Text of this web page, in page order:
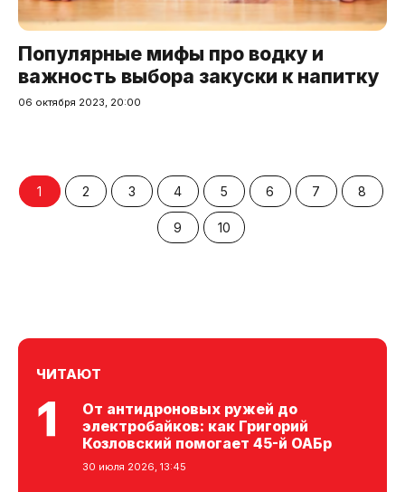
Популярные мифы про водку и
важность выбора закуски к напитку
06 октября 2023, 20:00
1 2 3 4 5 6 7 8
9 10
ЧИТАЮТ
От антидроновых ружей до
электробайков: как Григорий
Козловский помогает 45-й ОАБр
30 июля 2026, 13:45